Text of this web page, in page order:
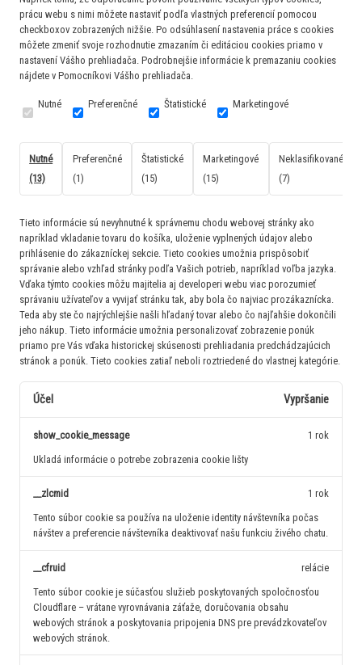
prácu webu s nimi môžete nastaviť podľa vlastných preferencií pomocou
checkboxov zobrazených nižšie. Po odsúhlasení nastavenia práce s cookies
môžete zmeniť svoje rozhodnutie zmazaním či editáciou cookies priamo v
nastavení Vášho prehliadača. Podrobnejšie informácie k premazaniu cookies
nájdete v Pomocníkovi Vášho prehliadača.
Nutné Preferenčné Štatistické Marketingové
Nutné
(13)
Preferenčné
(1)
Štatistické
(15)
Marketingové
(15)
Neklasifikované
(7)
Tieto informácie sú nevyhnutné k správnemu chodu webovej stránky ako
napríklad vkladanie tovaru do košíka, uloženie vyplnených údajov alebo
prihlásenie do zákazníckej sekcie. Tieto cookies umožnia prispôsobiť
správanie alebo vzhľad stránky podľa Vašich potrieb, napríklad voľba jazyka.
Vďaka týmto cookies môžu majitelia aj developeri webu viac porozumieť
správaniu užívateľov a vyvijať stránku tak, aby bola čo najviac prozákaznícka.
Teda aby ste čo najrýchlejšie našli hľadaný tovar alebo čo najľahšie dokončili
jeho nákup. Tieto informácie umožnia personalizovať zobrazenie ponúk
priamo pre Vás vďaka historickej skúsenosti prehliadania predchádzajúcich
stránok a ponúk. Tieto cookies zatiaľ neboli roztriedené do vlastnej kategórie.
Účel Vypršanie
show_cookie_message
Ukladá informácie o potrebe zobrazenia cookie lišty
1 rok
__zlcmid
Tento súbor cookie sa používa na uloženie identity návštevníka počas
návštev a preferencie návštevníka deaktivovať našu funkciu živého chatu.
1 rok
__cfruid
Tento súbor cookie je súčasťou služieb poskytovaných spoločnosťou
Cloudflare – vrátane vyrovnávania záťaže, doručovania obsahu
webových stránok a poskytovania pripojenia DNS pre prevádzkovateľov
webových stránok.
relácie